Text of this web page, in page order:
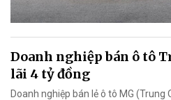
Doanh nghiệp bán ô tô
lãi 4 tỷ đồng
Doanh nghiệp bán lẻ ô tô MG